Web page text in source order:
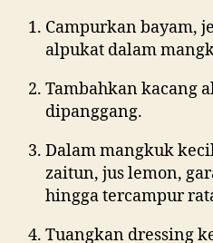
Campurkan bayam,
alpukat dalam
Tambahkan kacang
dipanggang.
Dalam mangkuk
zaitun, jus lemon,
hingga tercampur
Tuangkan dressing